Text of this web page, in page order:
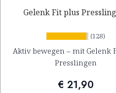
Gelenk Fit plus
(128)
Aktiv bewegen – mit Gelenk
Presslingen
€ 21,90